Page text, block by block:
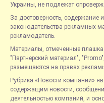
Украины, не подлежат
За достоверность, содержание
законодательства рекламных
рекламодатель.
Материалы, отмеченные
"Партнерский материал",
размещаются на правах
Рубрика «Новости компаний»
содержащим новости,
деятельностью компаний, и